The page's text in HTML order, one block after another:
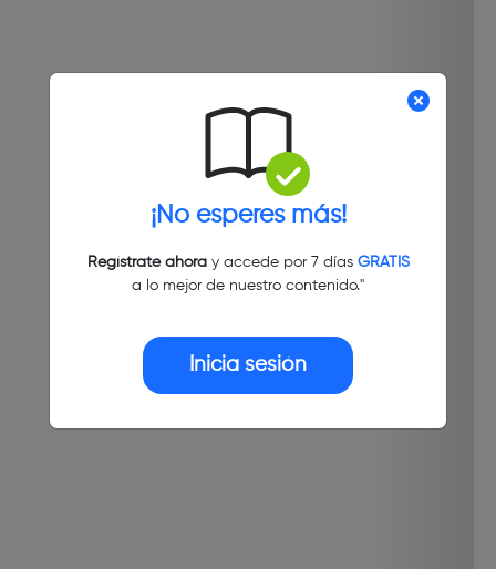
¡No esperes más!
Regístrate ahoray accede por 7 días GRATIS
a lo mejor de nuestro contenido."
Inicia sesión